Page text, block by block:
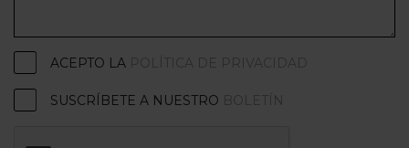
ACEPTO LA POLÍTICA DE PRIVACIDAD
SUSCRÍBETE A NUESTRO BOLETÍN